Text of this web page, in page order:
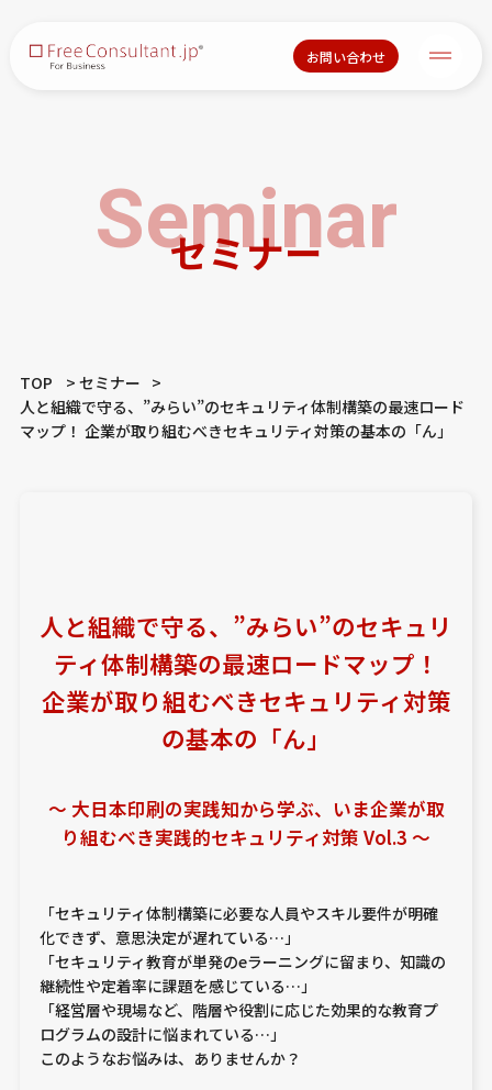
お問い合わせ
セミナー
Seminar
TOP
セミナー
人と組織で守る、”みらい”のセキュリティ体制構築の最速ロード
マップ！ 企業が取り組むべきセキュリティ対策の基本の「ん」
人と組織で守る、”みらい”のセキュリ
ティ体制構築の最速ロードマップ！
企業が取り組むべきセキュリティ対策
の基本の「ん」
〜 大日本印刷の実践知から学ぶ、いま企業が取
り組むべき実践的セキュリティ対策 Vol.3 〜
「セキュリティ体制構築に必要な人員やスキル要件が明確
化できず、意思決定が遅れている…」
「セキュリティ教育が単発のeラーニングに留まり、知識の
継続性や定着率に課題を感じている…」
「経営層や現場など、階層や役割に応じた効果的な教育プ
ログラムの設計に悩まれている…」
このようなお悩みは、ありませんか？